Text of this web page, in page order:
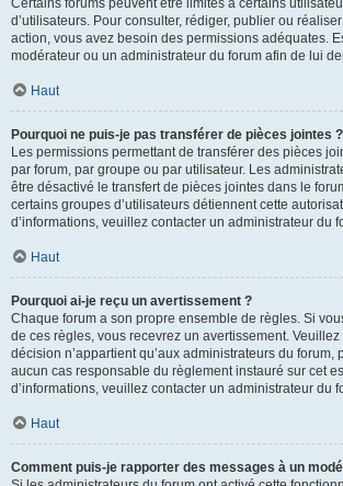
Certains forums peuvent être limités à certains
d’utilisateurs. Pour consulter, rédiger, publier ou
action, vous avez besoin des permissions adéquates.
modérateur ou un administrateur du forum afin de lui
Haut
Pourquoi ne puis-je pas transférer de pièces jointes ?
Les permissions permettant de transférer des pièces
par forum, par groupe ou par utilisateur. Les
être désactivé le transfert de pièces jointes dans le
certains groupes d’utilisateurs détiennent cette
d’informations, veuillez contacter un administrateur du
Haut
Pourquoi ai-je reçu un avertissement ?
Chaque forum a son propre ensemble de règles. Si
de ces règles, vous recevrez un avertissement. Veuillez
décision n’appartient qu’aux administrateurs du forum,
aucun cas responsable du règlement instauré sur cet
d’informations, veuillez contacter un administrateur du
Haut
Comment puis-je rapporter des messages à un